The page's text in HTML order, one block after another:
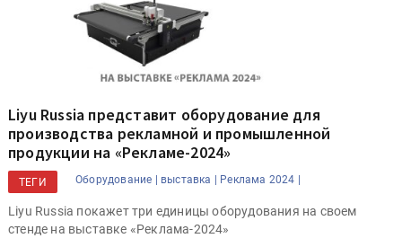
Liyu Russia представит оборудование для
производства рекламной и промышленной
продукции на «Рекламе-2024»
ТЕГИ Оборудование | выставка | Реклама 2024 |
Liyu Russia покажет три единицы оборудования на своем
стенде на выставке «Реклама-2024»